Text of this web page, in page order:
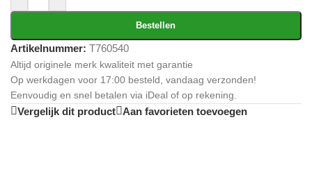
Bestellen
Artikelnummer: T760540
Altijd originele merk kwaliteit met garantie
Op werkdagen voor 17:00 besteld, vandaag verzonden!
Eenvoudig en snel betalen via iDeal of op rekening.
Vergelijk dit product Aan favorieten toevoegen